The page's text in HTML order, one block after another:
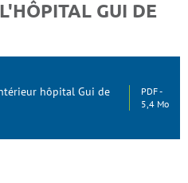
GUI DE
hôpital Gui de
PDF
5,4 Mo